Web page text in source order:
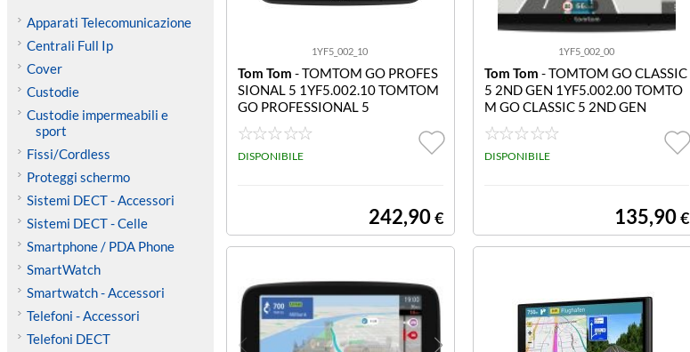
Apparati Telecomunicazione
Centrali Full Ip
Cover
Custodie
Custodie impermeabili e
sport
Fissi/Cordless
Proteggi schermo
Sistemi DECT - Accessori
Sistemi DECT - Celle
Smartphone / PDA Phone
SmartWatch
Smartwatch - Accessori
Telefoni - Accessori
Telefoni DECT
1YF5_002_10
Tom Tom - TOMTOM GO PROFES
SIONAL 5 1YF5.002.10 TOMTOM
GO PROFESSIONAL 5
DISPONIBILE
242,90€
1YF5_002_00
Tom Tom - TOMTOM GO CLASSIC
5 2ND GEN 1YF5.002.00 TOMTO
M GO CLASSIC 5 2ND GEN
DISPONIBILE
135,90€